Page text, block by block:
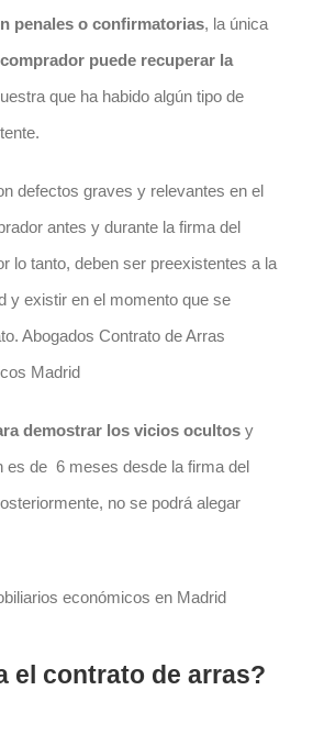
penales o confirmatorias, la única
puede recuperar la
que ha habido algún tipo de
defectos graves y relevantes en el
antes y durante la firma del
lo tanto, deben ser preexistentes a la
y existir en el momento que se
. Abogados Contrato de Arras
Madrid
demostrar los vicios ocultosy
es de 6 meses desde la firma del
no se podrá alegar
económicos en Madrid
el contrato de arras?